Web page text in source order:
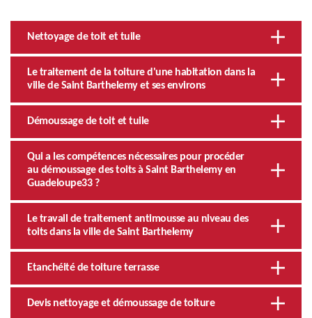
Nettoyage de toit et tuile
Le traitement de la toiture d'une habitation dans la
ville de Saint Barthelemy et ses environs
Démoussage de toit et tuile
Qui a les compétences nécessaires pour procéder
au démoussage des toits à Saint Barthelemy en
Guadeloupe33 ?
Le travail de traitement antimousse au niveau des
toits dans la ville de Saint Barthelemy
Etanchéité de toiture terrasse
Devis nettoyage et démoussage de toiture